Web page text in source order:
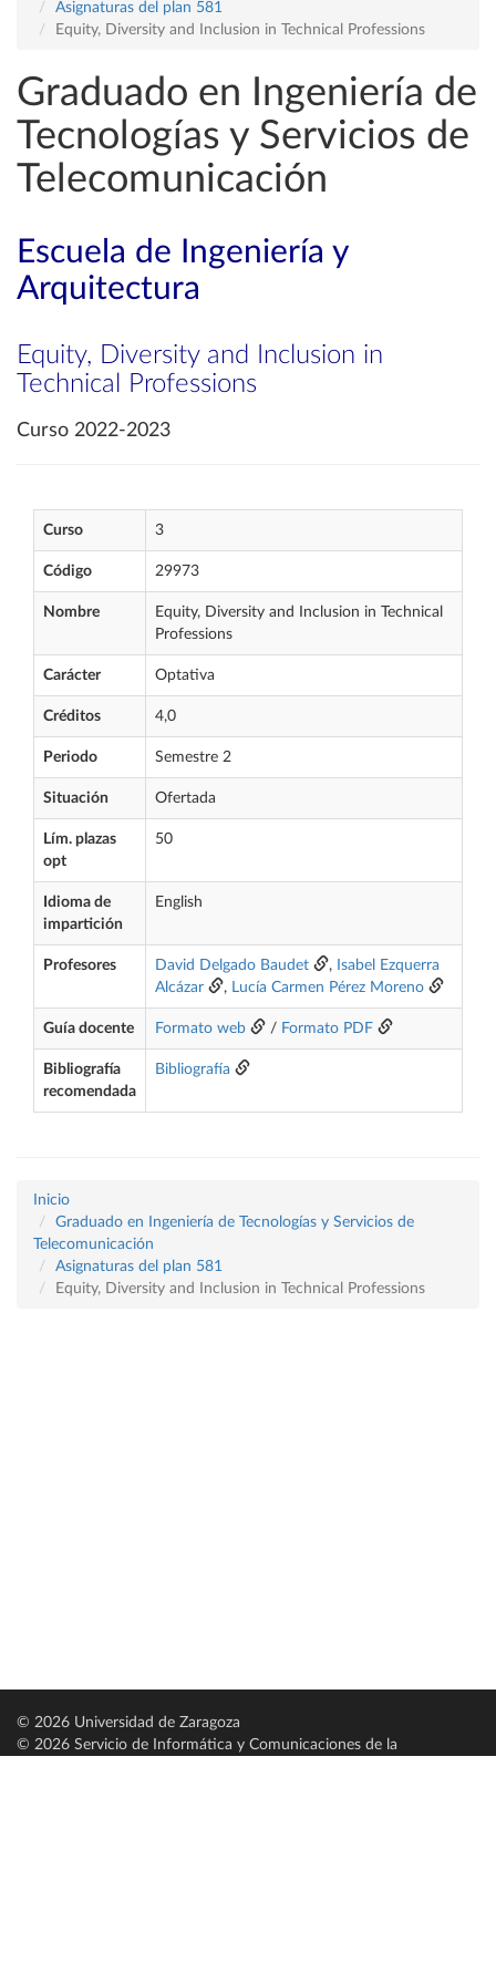
Asignaturas del plan 581
Equity, Diversity and Inclusion in Technical Professions
Graduado en Ingeniería de
Tecnologías y Servicios de
Telecomunicación
Escuela de Ingeniería y
Arquitectura
Equity, Diversity and Inclusion in
Technical Professions
Curso 2022-2023
Curso 3
Código 29973
Nombre
Equity, Diversity and Inclusion in Technical
Professions
Carácter Optativa
Créditos 4,0
Periodo Semestre 2
Situación Ofertada
Lím. plazas
opt
50
Idioma de
impartición
English
Profesores David Delgado Baudet , Isabel Ezquerra
Alcázar
, Lucía Carmen Pérez Moreno
Guía docente Formato web / Formato PDF
Bibliografía
recomendada
Bibliografía
Inicio
Graduado en Ingeniería de Tecnologías y Servicios de
Telecomunicación
Asignaturas del plan 581
Equity, Diversity and Inclusion in Technical Professions
© 2026 Universidad de Zaragoza
© 2026 Servicio de Informática y Comunicaciones de la